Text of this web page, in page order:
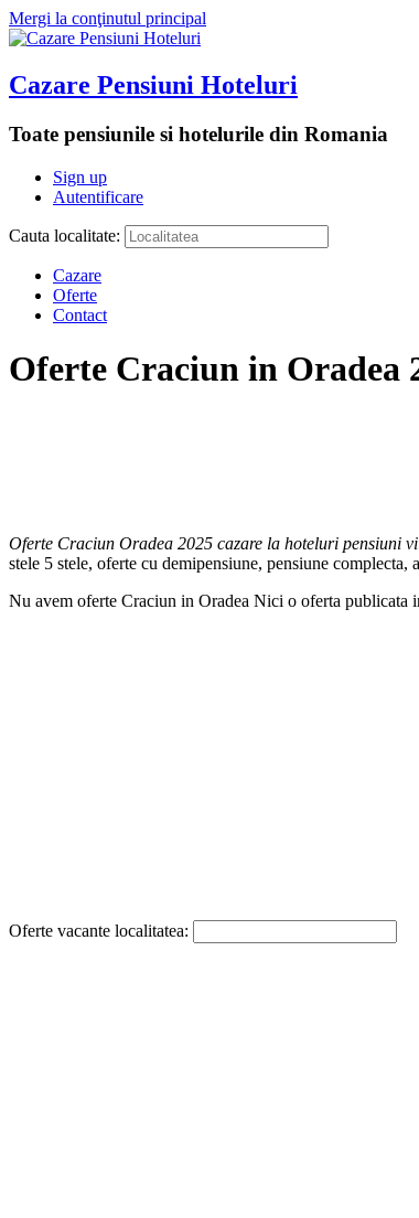
Mergi la conţinutul principal
Cazare Pensiuni Hoteluri
Toate pensiunile si hotelurile din Romania
Sign up
Autentificare
Cauta localitate:
Cazare
Oferte
Contact
Oferte Craciun in Oradea
Oferte Craciun Oradea 2025 cazare la hoteluri pensiuni
stele 5 stele, oferte cu demipensiune, pensiune
Nu avem oferte Craciun in Oradea Nici o oferta publicata
Oferte vacante localitatea: